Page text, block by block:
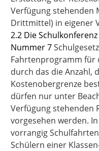
Verfügung stehenden
Drittmittel) in eigener
2.2 Die
Nummer 7
Fahrtenprogramm für
durch das die Anzahl,
Kostenobergrenze
dürfen nur unter
Verfügung stehenden
vorgesehen werden.
vorrangig
Schülern einer